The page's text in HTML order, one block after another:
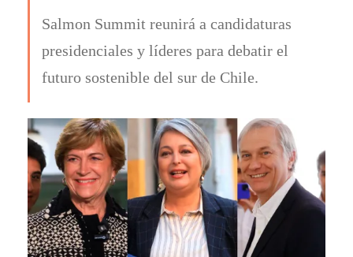
Salmon Summit reunirá a candidaturas
presidenciales y líderes para debatir el
futuro sostenible del sur de Chile.